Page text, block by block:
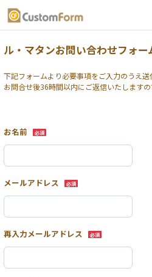
ル・マタンお問い合わせフォー
下記フォームより必要事項をご入力のうえ送
お問合せ後36時間以内にご返信いたします
お名前 必須
メールアドレス 必須
再入力メールアドレス 必須